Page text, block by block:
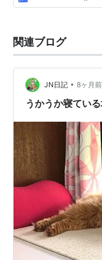
関連ブログ
JN日記 • 8ヶ月前
うかうか寝てい